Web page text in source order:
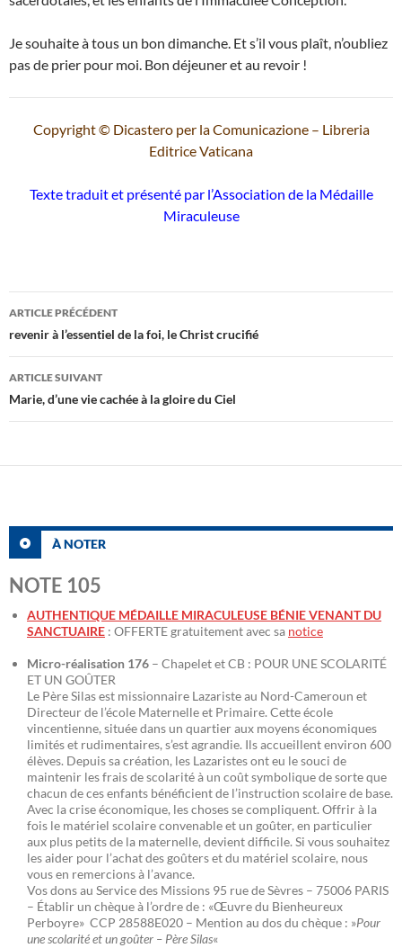
Je souhaite à tous un bon dimanche. Et s’il vous plaît, n’oubliez
pas de prier pour moi. Bon déjeuner et au revoir !
Copyright © Dicastero per la Comunicazione – Libreria
Editrice Vaticana
Texte traduit et présenté par l’Association de la Médaille
Miraculeuse
Navigation
des
articles
ARTICLE PRÉCÉDENT
revenir à l’essentiel de la foi, le Christ crucifié
ARTICLE SUIVANT
Marie, d’une vie cachée à la gloire du Ciel
À NOTER
NOTE 105
AUTHENTIQUE MÉDAILLE MIRACULEUSE BÉNIE VENANT DU
SANCTUAIRE : OFFERTE gratuitement avec sa notice
Micro-réalisation 176 – Chapelet et CB : POUR UNE SCOLARITÉ
ET UN GOÛTER
Le Père Silas est missionnaire Lazariste au Nord-Cameroun et
Directeur de l’école Maternelle et Primaire. Cette école
vincentienne, située dans un quartier aux moyens économiques
limités et rudimentaires, s’est agrandie. Ils accueillent environ 600
élèves. Depuis sa création, les Lazaristes ont eu le souci de
maintenir les frais de scolarité à un coût symbolique de sorte que
chacun de ces enfants bénéficient de l’instruction scolaire de base.
Avec la crise économique, les choses se compliquent. Offrir à la
fois le matériel scolaire convenable et un goûter, en particulier
aux plus petits de la maternelle, devient difficile. Si vous souhaitez
les aider pour l’achat des goûters et du matériel scolaire, nous
vous en remercions à l’avance.
Vos dons au Service des Missions 95 rue de Sèvres – 75006 PARIS
– Établir un chèque à l’ordre de : «Œuvre du Bienheureux
Perboyre» CCP 28588E020 – Mention au dos du chèque : »Pour
une scolarité et un goûter – Père Silas«